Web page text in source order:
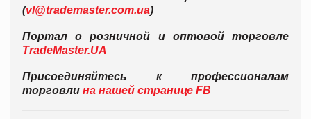
(vl@trademaster.com.ua)
Портал о розничной и оптовой торговле
TradeMaster.UA
Присоединяйтесь к профессионалам
торговли на нашей странице FB